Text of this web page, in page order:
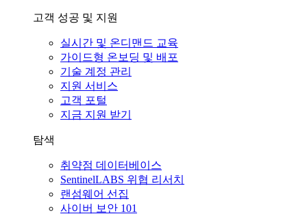
고객 성공 및 지원
실시간 및 온디맨드 교육
가이드형 온보딩 및 배포
기술 계정 관리
지원 서비스
고객 포털
지금 지원 받기
탐색
취약점 데이터베이스
SentinelLABS 위협 리서치
랜섬웨어 선집
사이버 보안 101